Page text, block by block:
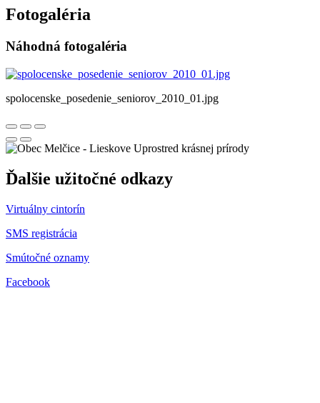
Fotogaléria
Náhodná fotogaléria
spolocenske_posedenie_seniorov_2010_01.jpg
Uprostred krásnej prírody
Ďalšie užitočné odkazy
Virtuálny cintorín
SMS registrácia
Smútočné oznamy
Facebook